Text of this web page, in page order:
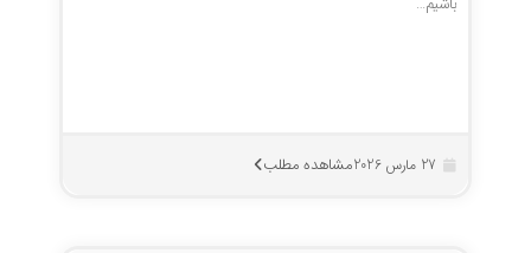
27 مارس 2026 مشاهده مطلب